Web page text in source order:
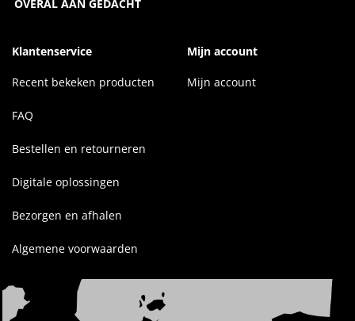
OVERAL AAN GEDACHT
Klantenservice
Recent bekeken producten
FAQ
Bestellen en retourneren
Digitale oplossingen
Bezorgen en afhalen
Algemene voorwaarden
Mijn account
Mijn account